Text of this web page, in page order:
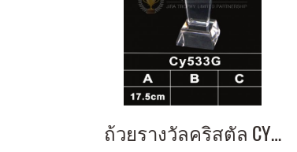
ถ้วยรางวัลคริสตัล CY533G